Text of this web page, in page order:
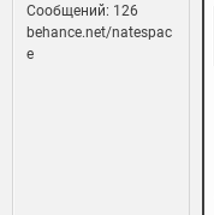
Сообщений: 126
behance.net/natespac
e